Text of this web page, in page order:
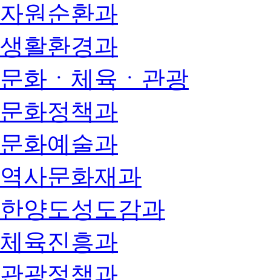
자원순환과
생활환경과
문화ㆍ체육ㆍ관광
문화정책과
문화예술과
역사문화재과
한양도성도감과
체육진흥과
관광정책과